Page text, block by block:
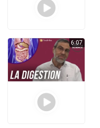
6:07